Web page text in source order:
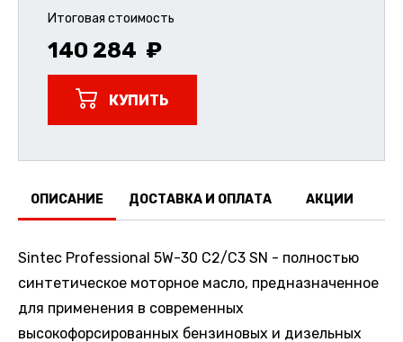
Итоговая стоимость
140 284
КУПИТЬ
ОПИСАНИЕ ДОСТАВКА И ОПЛАТА АКЦИИ
Sintec Professional 5W-30 C2/C3 SN - полностью
синтетическое моторное масло, предназначенное
для применения в современных
высокофорсированных бензиновых и дизельных